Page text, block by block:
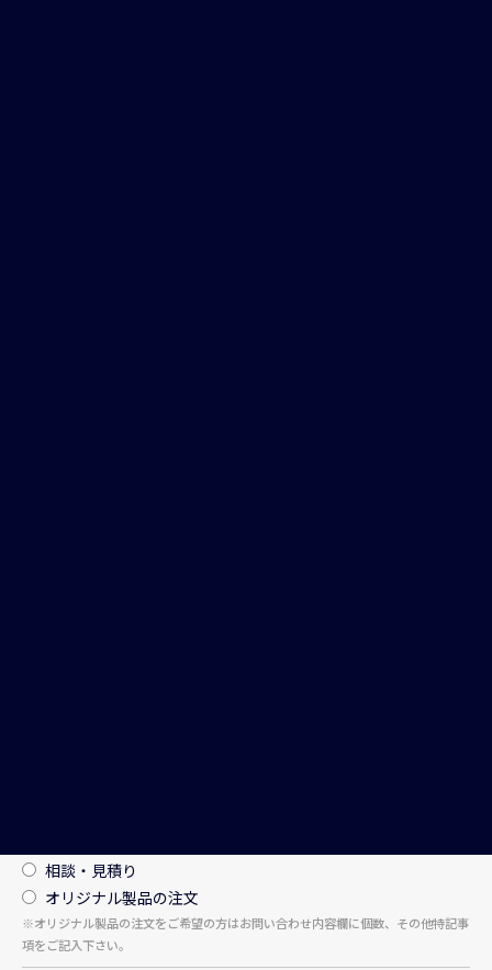
相談・見積り
オリジナル製品の注文
※オリジナル製品の注文をご希望の方はお問い合わせ内容欄に個数、その他特記事
項をご記入下さい。